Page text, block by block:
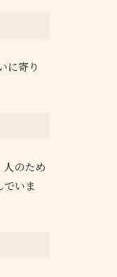
に寄り
のため
いま